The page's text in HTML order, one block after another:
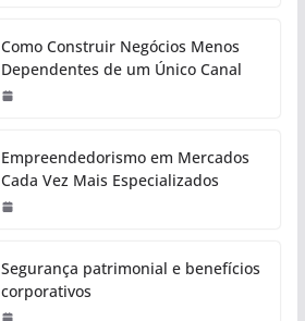
Como Construir Negócios Menos
Dependentes de um Único Canal
Empreendedorismo em Mercados
Cada Vez Mais Especializados
Segurança patrimonial e benefícios
corporativos